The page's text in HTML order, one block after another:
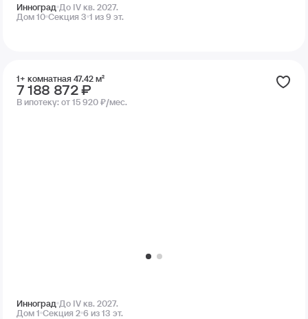
Инноград До IV кв. 2027.
Дом 10 Секция 3 1 из 9 эт.
1+ комнатная 47.42 м²
7 188 872 ₽
В ипотеку:от 15 920 ₽/мес.
Инноград До IV кв. 2027.
Дом 1 Секция 2 6 из 13 эт.